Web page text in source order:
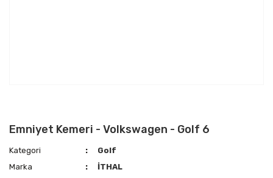
Emniyet Kemeri - Volkswagen - Golf 6
Kategori
Golf
Marka
İTHAL